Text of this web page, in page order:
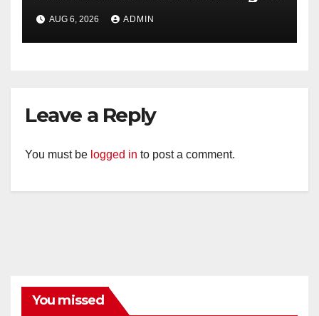
Pilar Kelurahan Ungaran
Perkuat Kamtibmas, Warga
Diajak Aktifkan Ronda
AUG 6, 2026 ADMIN
Leave a Reply
You must be logged in to post a comment.
You missed